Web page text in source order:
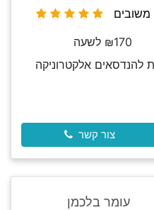
₪170 לשעה
להנדסאים אלקטרוניקה
צור קשר
עומר בלכמן